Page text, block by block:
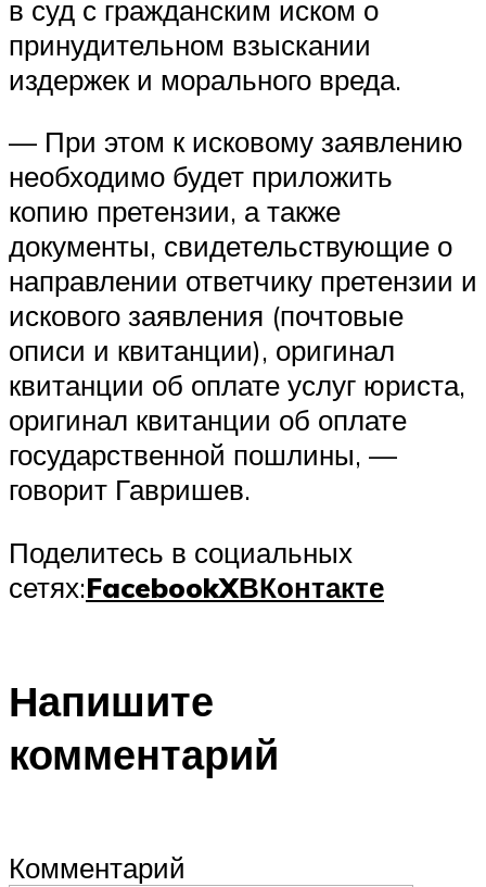
в суд с гражданским иском о
принудительном взыскании
издержек и морального вреда.
— При этом к исковому заявлению
необходимо будет приложить
копию претензии, а также
документы, свидетельствующие о
направлении ответчику претензии и
искового заявления (почтовые
описи и квитанции), оригинал
квитанции об оплате услуг юриста,
оригинал квитанции об оплате
государственной пошлины, —
говорит Гавришев.
Поделитесь в социальных
сетях:FacebookXВКонтакте
Напишите
комментарий
Комментарий